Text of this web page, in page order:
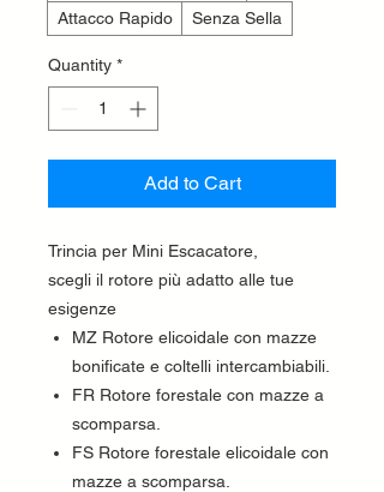
Attacco Rapido
Senza Sella
Quantity *
Add to Cart
Trincia per Mini Escacatore,
scegli il rotore più adatto alle tue
esigenze
MZ Rotore elicoidale con mazze
bonificate e coltelli intercambiabili.
FR Rotore forestale con mazze a
scomparsa.
FS Rotore forestale elicoidale con
mazze a scomparsa.